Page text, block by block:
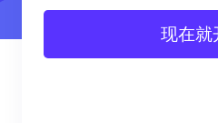
现在就